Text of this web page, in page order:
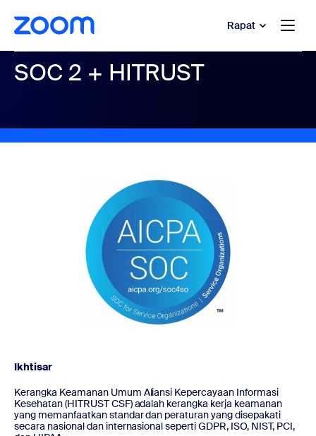
ke konten utama
percakapan bantuan Rapat
SOC 2 + HITRUST
Ikhtisar
Kerangka Keamanan Umum Aliansi Kepercayaan Informasi
Kesehatan (HITRUST CSF) adalah kerangka kerja keamanan
yang memanfaatkan standar dan peraturan yang disepakati
secara nasional dan internasional seperti GDPR, ISO, NIST, PCI,